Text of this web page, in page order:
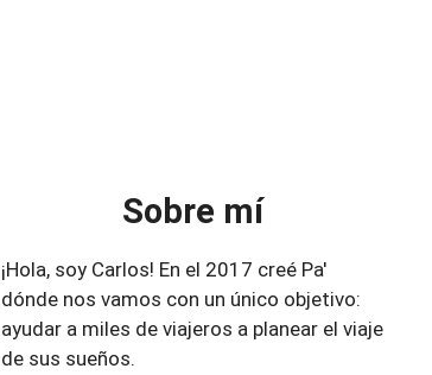
Sobre mí
¡Hola, soy Carlos! En el 2017 creé Pa'
dónde nos vamos con un único objetivo:
ayudar a miles de viajeros a planear el viaje
de sus sueños.